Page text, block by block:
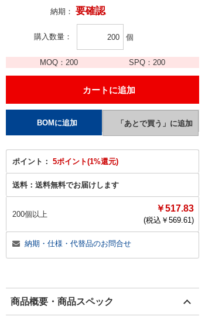
納期： 要確認
購入数量 個
MOQ：200 SPQ： 200
ポイント： 5ポイント(1%還元)
送料： 送料無料でお届けします
200個以上
￥517.83
(税込￥ 569.61)
納期・仕様・代替品のお問合せ
商品概要・商品スペック